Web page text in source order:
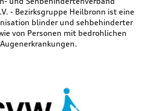
- Bezirksgruppe Heilbronn ist eine
blinder und sehbehinderter
von Personen mit bedrohlichen
Augenerkrankungen.